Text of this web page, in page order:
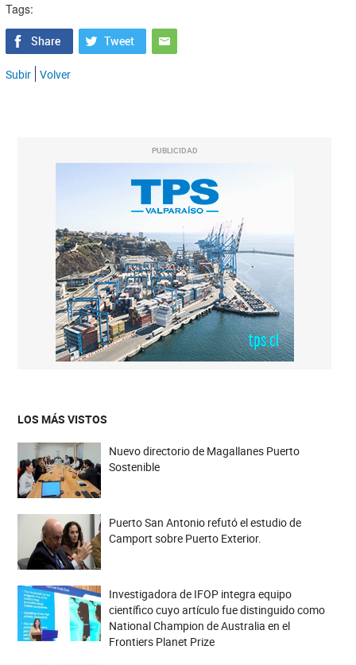
Tags:
Subir Volver
PUBLICIDAD
LOS MÁS VISTOS
Nuevo directorio de Magallanes Puerto
Sostenible
Puerto San Antonio refutó el estudio de
Camport sobre Puerto Exterior.
Investigadora de IFOP integra equipo
científico cuyo artículo fue distinguido como
National Champion de Australia en el
Frontiers Planet Prize